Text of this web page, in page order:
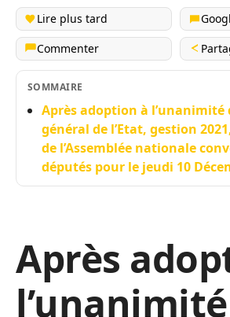
Lire plus tard
Commenter
SOMMAIRE
Après adoption à l’unanimité
général de l’Etat, gestion
de l’Assemblée nationale
députés pour le jeudi 10
Après